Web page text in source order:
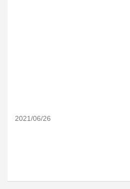
2021/06/26